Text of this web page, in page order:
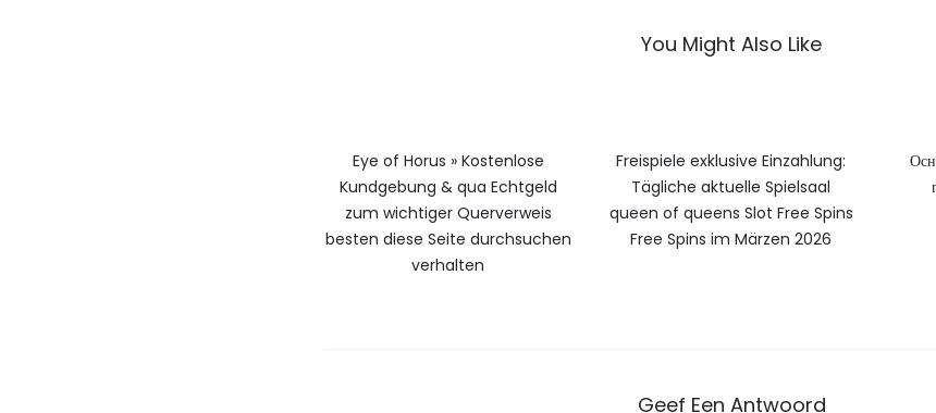
You Might Also Like
Eye of Horus » Kostenlose
Kundgebung & qua Echtgeld
zum wichtiger Querverweis
besten diese Seite durchsuchen
verhalten
Freispiele exklusive Einzahlung:
Tägliche aktuelle Spielsaal
queen of queens Slot Free Spins
Free Spins im Märzen 2026
Geef Een Antwoord